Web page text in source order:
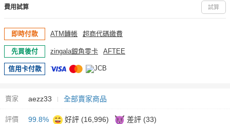
費用試算 試算
即時付款 ATM轉帳 超商代碼繳費
先買後付 zingala銀角零卡 AFTEE
信用卡付款
賣家 aezz33 全部賣家商品
評價 99.8% 好評 (16,996) 差評 (33)